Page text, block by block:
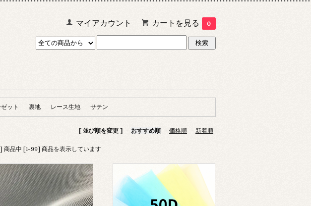
マイアカウント カートを見る 0
ット 裏地 レース生地 サテン
[ 並び順を変更 ] - おすすめ順 - 価格順 - 新着順
商品中 [1-99] 商品を表示しています